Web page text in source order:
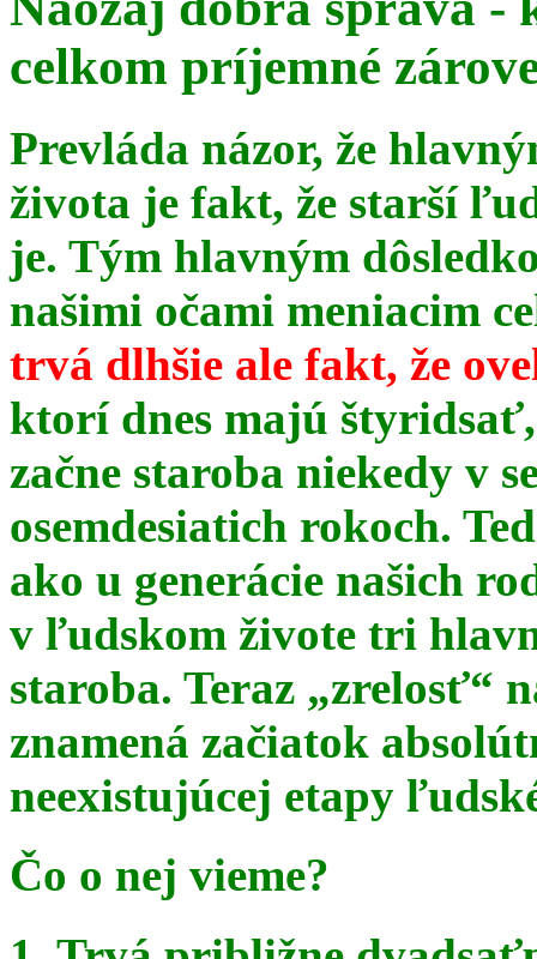
celkom príjemné
Prevláda názor, že
života je fakt, že starší
je. Tým hlavným
našimi očami meniacim
trvá dlhšie ale fakt, že
ktorí dnes majú
začne staroba niekedy v
osemdesiatich rokoch.
ako u generácie našich
v ľudskom živote tri
staroba. Teraz „zrelosť“
znamená začiatok
neexistujúcej etapy
Čo o nej vieme?